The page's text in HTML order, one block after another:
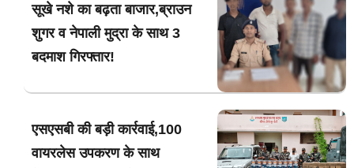
सूखे नशे का बढ़ता बाजार,ब्राउन
शुगर व नेपाली मुद्रा के साथ 3
बदमाश गिरफ्तार!
एसएसबी की बड़ी कार्रवाई,100
वायरलेस उपकरण के साथ